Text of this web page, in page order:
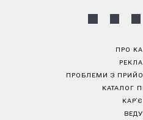
ПРО
ПРОБЛЕМИ З
КАТАЛОГ